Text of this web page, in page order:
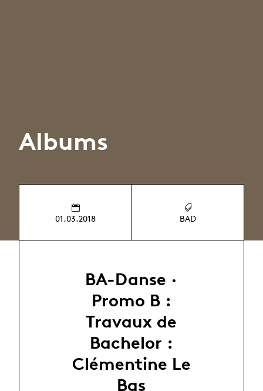
Albums
01.03.2018 BAD
BA-Danse ·
Promo B :
Travaux de
Bachelor :
Clémentine Le
Bas